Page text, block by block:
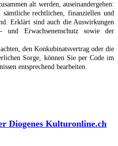
alt werden, auseinandergehen:
sämtliche rechtlichen, finanziellen und
Erklärt sind auch die Auswirkungen
und Erwachsenenschutz sowie der
den Konkubinatsvertrag oder die
Sorge, können Sie per Code im
entsprechend bearbeiten.